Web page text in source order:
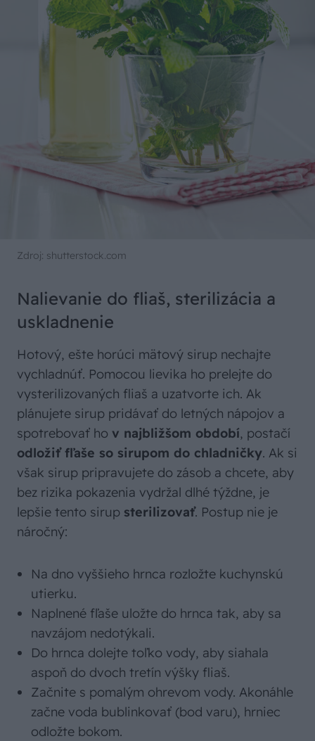
Zdroj: shutterstock.com
Nalievanie do fliaš, sterilizácia a
uskladnenie
Hotový, ešte horúci mätový sirup nechajte
vychladnúť. Pomocou lievika ho prelejte do
vysterilizovaných fliaš a uzatvorte ich. Ak
plánujete sirup pridávať do letných nápojov a
spotrebovať ho v najbližšom období, postačí
odložiť fľaše so sirupom do chladničky. Ak si
však sirup pripravujete do zásob a chcete, aby
bez rizika pokazenia vydržal dlhé týždne, je
lepšie tento sirup sterilizovať. Postup nie je
náročný:
Na dno vyššieho hrnca rozložte kuchynskú
utierku.
Naplnené fľaše uložte do hrnca tak, aby sa
navzájom nedotýkali.
Do hrnca dolejte toľko vody, aby siahala
aspoň do dvoch tretín výšky fliaš.
Začnite s pomalým ohrevom vody. Akonáhle
začne voda bublinkovať (bod varu), hrniec
odložte bokom.